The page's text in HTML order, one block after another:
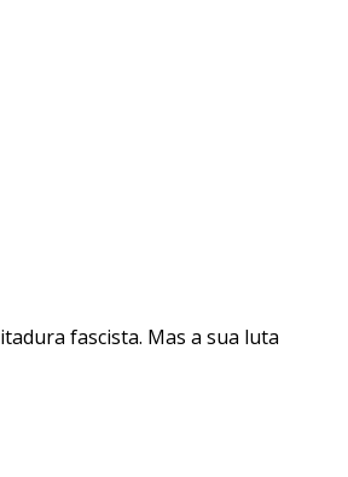
fascista. Mas a sua luta